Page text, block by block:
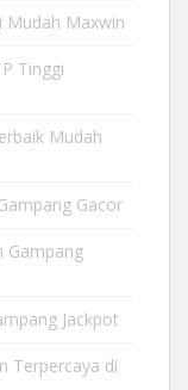
Mudah Maxwin
Tinggi
Mudah
Gacor
Gampang
Jackpot
Terpercaya di